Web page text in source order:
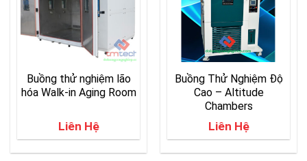
Buồng thử nghiệm lão
hóa Walk-in Aging Room
Liên Hệ
Buồng Thử Nghiệm Độ
Cao – Altitude
Chambers
Liên Hệ